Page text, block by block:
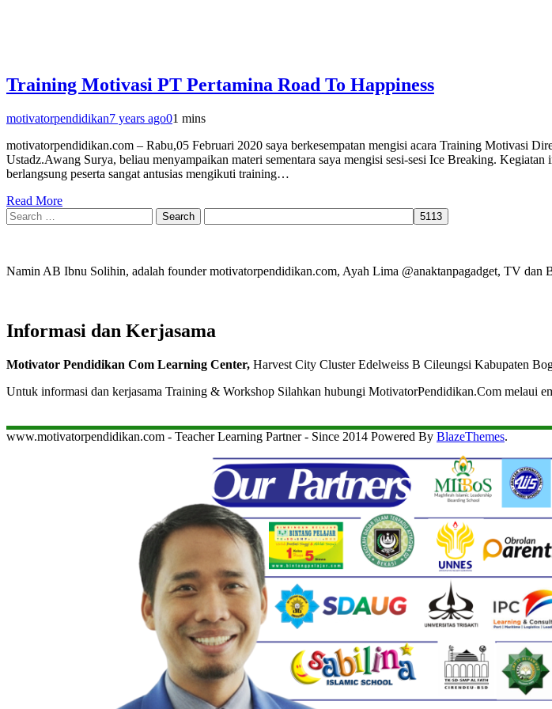
Training Motivasi PT Pertamina Road To Happiness
motivatorpendidikan7 years ago01 mins
motivatorpendidikan.com – Rabu,05 Februari 2020 saya berkesempatan mengisi acara Training Motivasi
Ustadz.Awang Surya, beliau menyampaikan materi sementara saya mengisi sesi-sesi Ice Breaking.
berlangsung peserta sangat antusias mengikuti training…
Read More
Search
for:
Namin AB Ibnu Solihin, adalah founder motivatorpendidikan.com, Ayah Lima @anaktanpagadget, TV dan
Informasi dan Kerjasama
Motivator Pendidikan Com Learning Center, Harvest City Cluster Edelweiss B Cileungsi Kabupaten
Untuk informasi dan kerjasama Training & Workshop Silahkan hubungi MotivatorPendidikan.Com melaui
www.motivatorpendidikan.com - Teacher Learning Partner - Since 2014 Powered By BlazeThemes.